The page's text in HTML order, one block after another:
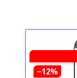
−12%